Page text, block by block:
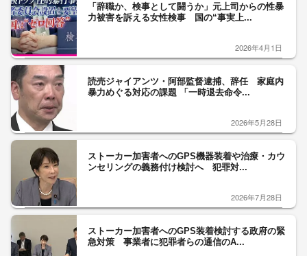
「辞職か、検事として闘うか」元上司からの性暴
力被害を訴える女性検事 国の“事実上...
2026年4月1日
読売ジャイアンツ・阿部監督逮捕、辞任 家庭内
暴力めぐる対応の課題 「一時退去命令...
2026年5月28日
ストーカー加害者へのGPS機器装着や治療・カウ
ンセリングの義務付け検討へ 犯罪対...
2026年7月28日
ストーカー加害者へのGPS装着検討する政府の緊
急対策 事業者に犯罪者らの通信のA...